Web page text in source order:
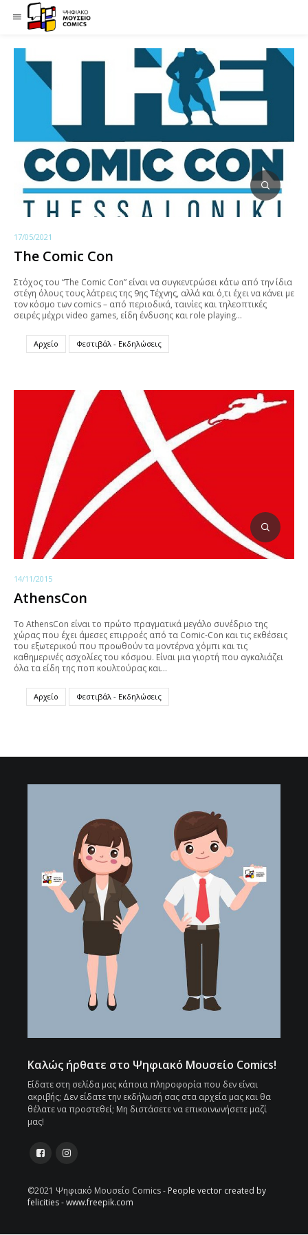
17/05/2021
The Comic Con
Στόχος του “The Comic Con” είναι να συγκεντρώσει κάτω από την ίδια
στέγη όλους τους λάτρεις της 9ης Τέχνης, αλλά και ό,τι έχει να κάνει με
τον κόσμο των comics – από περιοδικά, ταινίες και τηλεοπτικές
σειρές μέχρι video games, είδη ένδυσης και role playing…
Αρχείο Φεστιβάλ - Εκδηλώσεις
14/11/2015
AthensCon
To AthensCon είναι το πρώτο πραγματικά μεγάλο συνέδριο της
χώρας που έχει άμεσες επιρροές από τα Comic-Con και τις εκθέσεις
του εξωτερικού που προωθούν τα μοντέρνα χόμπι και τις
καθημερινές ασχολίες του κόσμου. Είναι μια γιορτή που αγκαλιάζει
όλα τα είδη της ποπ κουλτούρας και…
Αρχείο Φεστιβάλ - Εκδηλώσεις
Καλώς ήρθατε στο Ψηφιακό Μουσείο Comics!
Είδατε στη σελίδα μας κάποια πληροφορία που δεν είναι
ακριβής; Δεν είδατε την εκδήλωσή σας στα αρχεία μας και θα
θέλατε να προστεθεί; Μη διστάσετε να επικοινωνήσετε μαζί
μας!
©2021 Ψηφιακό Μουσείο Comics - People vector created by
felicities - www.freepik.com